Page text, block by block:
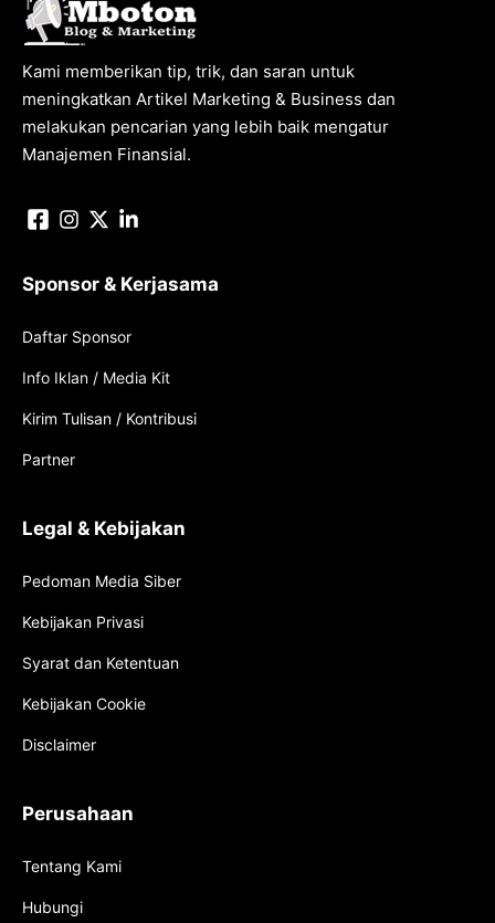
Kami memberikan tip, trik, dan saran untuk
meningkatkan Artikel Marketing & Business dan
melakukan pencarian yang lebih baik mengatur
Manajemen Finansial.
Sponsor & Kerjasama
Daftar Sponsor
Info Iklan / Media Kit
Kirim Tulisan / Kontribusi
Partner
Legal & Kebijakan
Pedoman Media Siber
Kebijakan Privasi
Syarat dan Ketentuan
Kebijakan Cookie
Disclaimer
Perusahaan
Tentang Kami
Hubungi